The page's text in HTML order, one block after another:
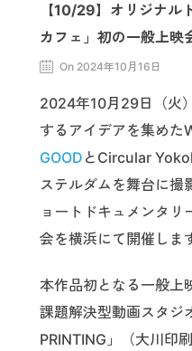
【10/29】オリジナル
カフェ」初の一般上映
On 2024年10月16日
2024年10月29日（火
するアイデアを集めた
GOOD とCircular
ステルダムを舞台に撮
ョートドキュメンタリ
会を横浜にて開催しま
本作品初となる一般上
課題解決型動画スタジ
PRINTING」（大川印